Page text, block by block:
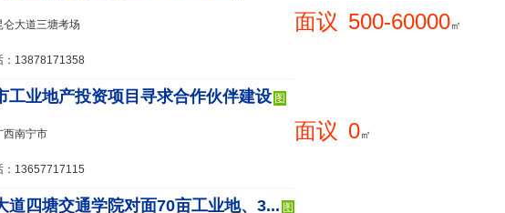
面议 500-60000㎡
仑大道三塘考场
：13878171358
工业地产投资项目寻求合作伙伴建设 图
面议 0㎡
西南宁市
：13657717115
道四塘交通学院对面70亩工业地、3... 图